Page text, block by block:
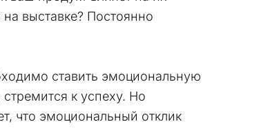
выставке? Постоянно
ставить эмоциональную
к успеху. Но
что эмоциональный отклик